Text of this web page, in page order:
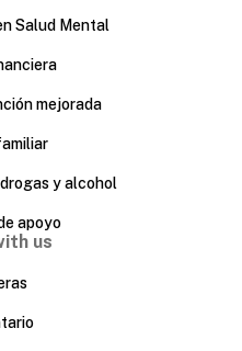
Salud Mental
mejorada
y alcohol
apoyo
us